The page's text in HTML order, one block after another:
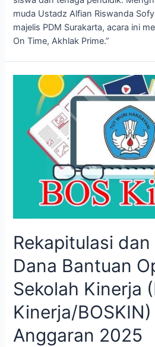
muda Ustadz Alfian Riswanda
majelis PDM Surakarta, acara ini
On Time, Akhlak Prime.”
Rekapitulasi dan
Dana Bantuan
Sekolah Kinerja
Kinerja/
Anggaran 2025